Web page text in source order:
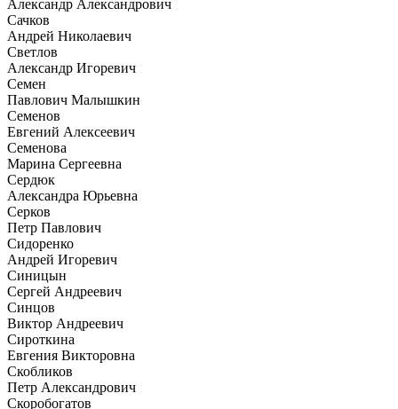
Александр Александрович
Сачков
Андрей Николаевич
Светлов
Александр Игоревич
Семен
Павлович Малышкин
Семенов
Евгений Алексеевич
Семенова
Марина Сергеевна
Сердюк
Александра Юрьевна
Серков
Петр Павлович
Сидоренко
Андрей Игоревич
Синицын
Сергей Андреевич
Синцов
Виктор Андреевич
Сироткина
Евгения Викторовна
Скобликов
Петр Александрович
Скоробогатов